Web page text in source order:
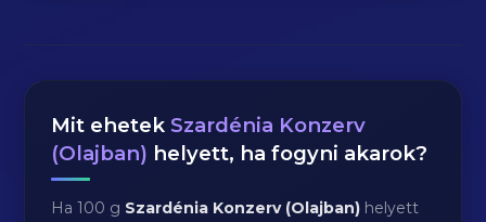
Mit ehetek Szardénia Konzerv
(Olajban) helyett, ha fogyni akarok?
Ha 100 g Szardénia Konzerv (Olajban) helyett